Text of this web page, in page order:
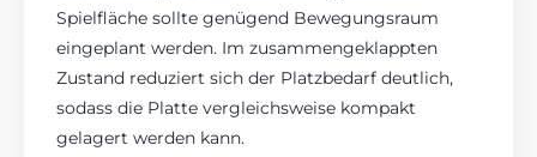
Spielfläche sollte genügend Bewegungsraum
eingeplant werden. Im zusammengeklappten
Zustand reduziert sich der Platzbedarf deutlich,
sodass die Platte vergleichsweise kompakt
gelagert werden kann.